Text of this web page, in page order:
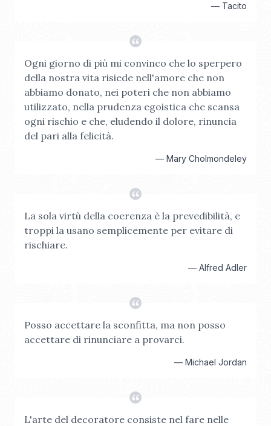
— Tacito
Ogni giorno di più mi convinco che lo sperpero
della nostra vita risiede nell'amore che non
abbiamo donato, nei poteri che non abbiamo
utilizzato, nella prudenza egoistica che scansa
ogni rischio e che, eludendo il dolore, rinuncia
del pari alla felicità.
— Mary Cholmondeley
La sola virtù della coerenza è la prevedibilità, e
troppi la usano semplicemente per evitare di
rischiare.
— Alfred Adler
Posso accettare la sconfitta, ma non posso
accettare di rinunciare a provarci.
— Michael Jordan
L'arte del decoratore consiste nel fare nelle